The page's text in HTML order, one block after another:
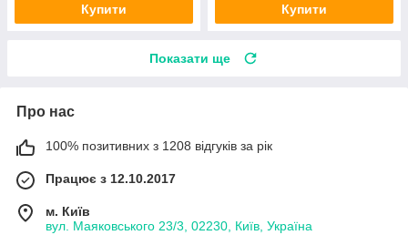
Купити Купити
Показати ще
Про нас
100% позитивних з 1208 відгуків за рік
Працює з 12.10.2017
м. Київ
вул. Маяковського 23/3, 02230, Київ, Україна